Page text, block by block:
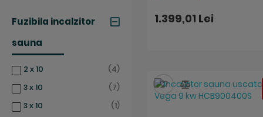
1.399,01 Lei
SalveazaCompara
Fuzibila incalzitor
sauna
2 x 10 4
articole
3 x 10
7
articole
3 x 10
1
articol